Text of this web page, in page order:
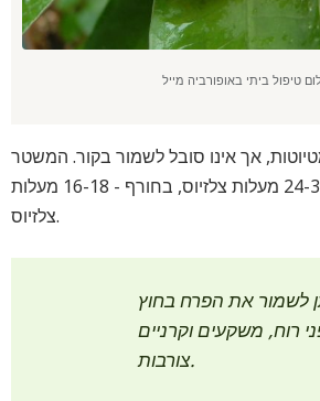
טיפול ביתי באופורביה מייל
אך אינו סובל לשמור בקור. המשטר
האופטימלי בקיץ הוא 24-30 מעלות צלזיוס, בחורף - 16-18 מעלות
צלזיוס.
לשמור את הפרח בחוץ
רוח, משקעים וקרניים
צורבות.